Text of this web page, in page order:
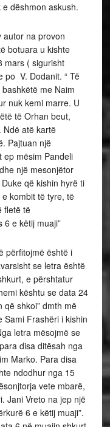
dëshmon askush.
autor na provon
botuara u kishte
mars ( sigurisht
po V. Dodanit. “ Të
me Naim
nuk kemi marre. U
të Orhan beut,
Ndë atë kartë
Pajtuan një
ep mësim Pandeli
një mesonjëtor
që kishin hyrë ti
kombit të tyre, të
fletë të
6 e këtij muaji”
përfitojmë është i
se letra është
e përshtatur
kështu se data 24
që shkoi” dmth më
Sami Frashëri i kishin
letra mësojmë se
disa ditësah nga
Marko. Para disa
ndodhur nga 15
vete mbarë,
Jani Vreto na jep një
6 e këtij muaji”.